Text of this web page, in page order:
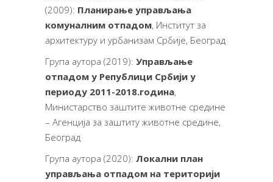
(2009): Планирање управљања
комуналним отпадом, Институт за
архитектуру и урбанизам Србије, Београд
Група аутора (2019): Управљање
отпадом у Републици Србији у
периоду 2011-2018.година,
Министарство заштите животне средине
– Агенција за заштиту животне средине,
Београд
Група аутора (2020): Локални план
управљања отпадом на територији